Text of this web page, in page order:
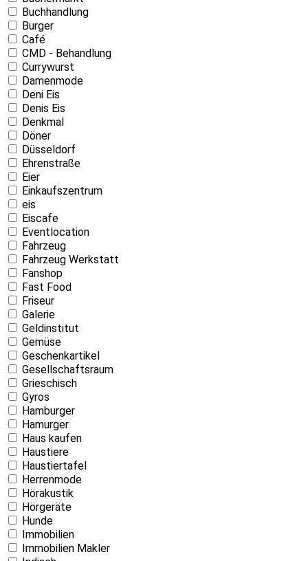
Buchhandlung
Burger
Café
CMD - Behandlung
Currywurst
Damenmode
Deni Eis
Denis Eis
Denkmal
Döner
Düsseldorf
Ehrenstraße
Eier
Einkaufszentrum
eis
Eiscafe
Eventlocation
Fahrzeug
Fahrzeug Werkstatt
Fanshop
Fast Food
Friseur
Galerie
Geldinstitut
Gemüse
Geschenkartikel
Gesellschaftsraum
Grieschisch
Gyros
Hamburger
Hamurger
Haus kaufen
Haustiere
Haustiertafel
Herrenmode
Hörakustik
Hörgeräte
Hunde
Immobilien
Immobilien Makler